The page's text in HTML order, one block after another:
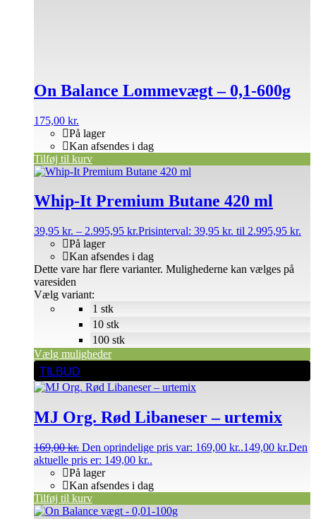
On Balance Lommevægt – 0,1-600g
175,00 kr.
På lager
Kan afsendes i dag
Tilføj til kurv
Whip-It Premium Butane 420 ml
39,95 kr. – 2.995,95 kr.Prisinterval: 39,95 kr. til 2.995,95 kr.
På lager
Kan afsendes i dag
Vælg variant:
Vælg muligheder
Dette vare har flere varianter. Mulighederne kan vælges på
varesiden
1 stk
10 stk
100 stk
TILBUD
MJ Org. Rød Libaneser – urtemix
169,00kr. Den oprindelige pris var: 169,00 kr..149,00 kr.Den
aktuelle pris er: 149,00 kr..
På lager
Kan afsendes i dag
Tilføj til kurv